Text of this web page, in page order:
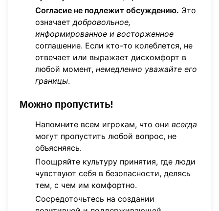
Согласие не подлежит обсуждению. Это
означает добровольное,
информированное и восторженное
соглашение. Если кто-то колеблется, не
отвечает или выражает дискомфорт в
любой момент, немедленно уважайте его
границы.
Можно пропустить!
Напомните всем игрокам, что они всегда
могут пропустить любой вопрос, не
объясняясь.
Поощряйте культуру принятия, где люди
чувствуют себя в безопасности, делясь
тем, с чем им комфортно.
Сосредоточьтесь на создании